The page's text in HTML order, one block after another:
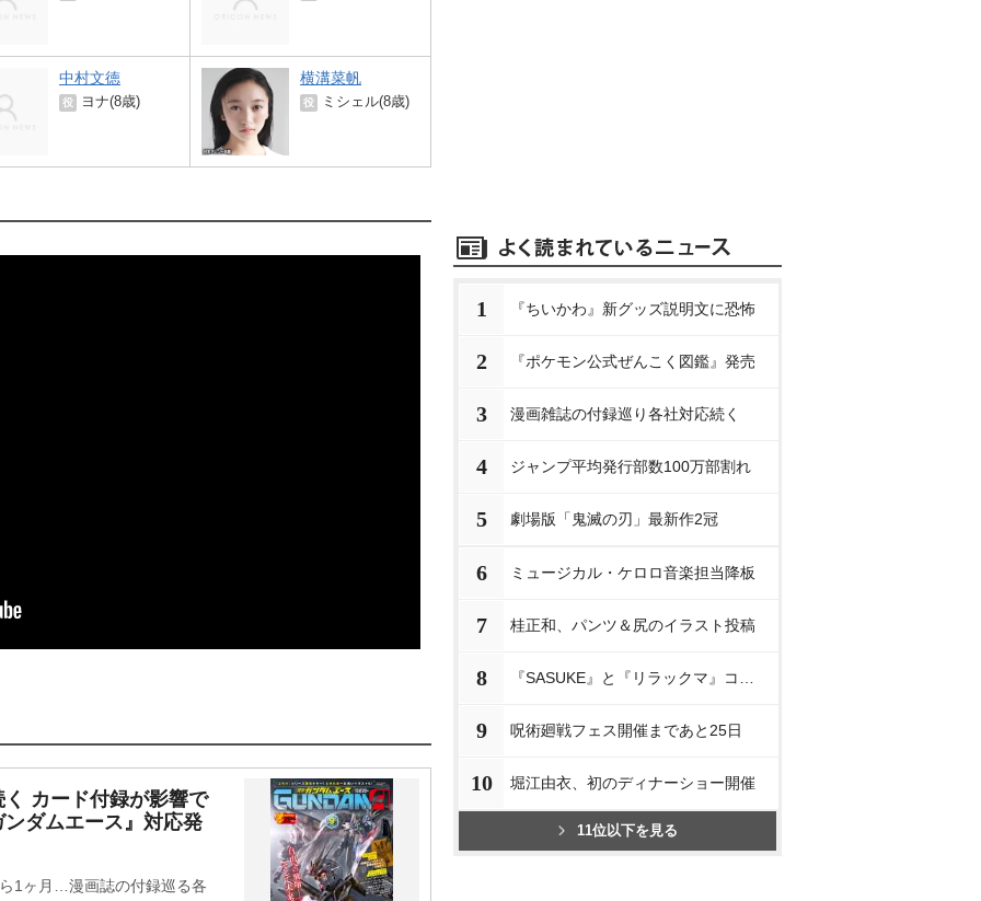
中村文徳
役 ヨナ(8歳)
横溝菜帆
役 ミシェル(8歳)
カード付録が影響で
ダムエース』対応発
1ヶ月…漫画誌の付録巡る各
1 『ちいかわ』新グッズ説明文に恐怖
2 『ポケモン公式ぜんこく図鑑』発売
3 漫画雑誌の付録巡り各社対応続く
4 ジャンプ平均発行部数100万部割れ
5 劇場版「鬼滅の刃」最新作2冠
6 ミュージカル・ケロロ音楽担当降板
7 桂正和、パンツ＆尻のイラスト投稿
8 『SASUKE』と『リラックマ』コラボ
9 呪術廻戦フェス開催まであと25日
10 堀江由衣、初のディナーショー開催
11位以下を見る